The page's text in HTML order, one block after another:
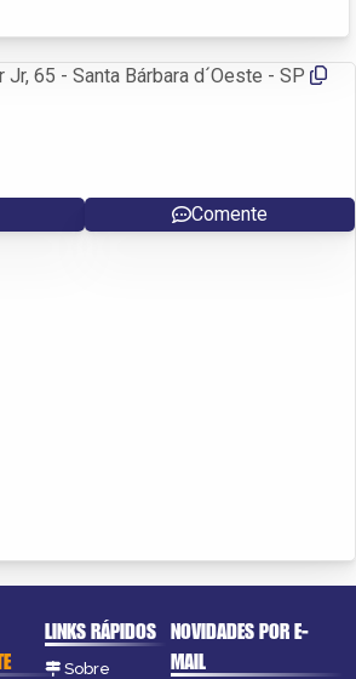
Jr, 65 - Santa Bárbara d´Oeste - SP
Comente
LINKS RÁPIDOS
Sobre
NOVIDADES POR E-
MAIL